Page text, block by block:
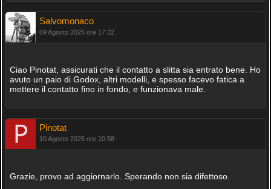
Salvomonaco
09 Agosto 2025 ore 17:22
Ciao Pinotat, assicurati che il contatto a slitta sia entrato bene. Ho
avuto un paio di Godox, altri modelli, e spesso facevo fatica a
mettere il contatto fino in fondo, e funzionava male.
Pinotat
10 Agosto 2025 ore 10:58
Grazie, provo ad aggiornarlo. Sperando non sia difettoso.